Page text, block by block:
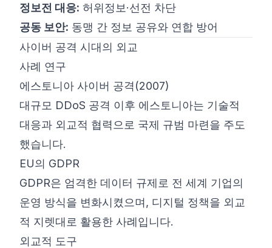
정보전 대응: 허위정보·선전 차단
공동 보안: 동맹 간 정보 공유와 연합 방어
사이버 공격 시대의 외교
사례 연구
에스토니아 사이버 공격(2007)
대규모 DDoS 공격 이후 에스토니아는 기술적
대응과 외교적 협력으로 국제 규범 마련을 주도
했습니다.
EU의 GDPR
GDPR은 엄격한 데이터 규제로 전 세계 기업의
운영 방식을 변화시켰으며, 디지털 정책을 외교
적 지렛대로 활용한 사례입니다.
외교적 도구